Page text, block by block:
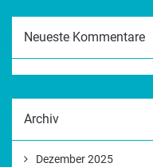
Neueste Kommentare
Archiv
Dezember 2025